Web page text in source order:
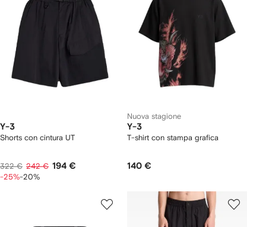
Y-3
Shorts con cintura UT
322 € 242 € 194 €
-25%-20%
Nuova stagione
Y-3
T-shirt con stampa grafica
140 €